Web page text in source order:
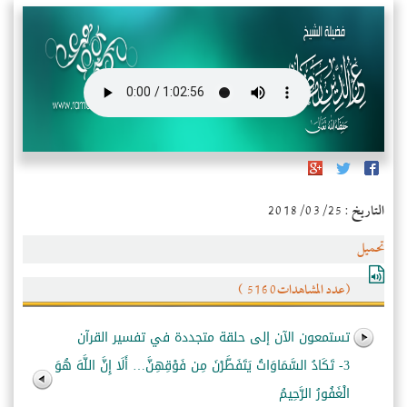
التاريخ : 2018/03/25
تحميل
(عدد المشاهدات5160 )
تستمعون الآن إلى حلقة متجددة في تفسير القرآن
3- تَكَادُ السَّمَاوَاتُ يَتَفَطَّرْنَ مِن فَوْقِهِنَّ… أَلَا إِنَّ اللَّهَ هُوَ
الْغَفُورُ الرَّحِيمُ